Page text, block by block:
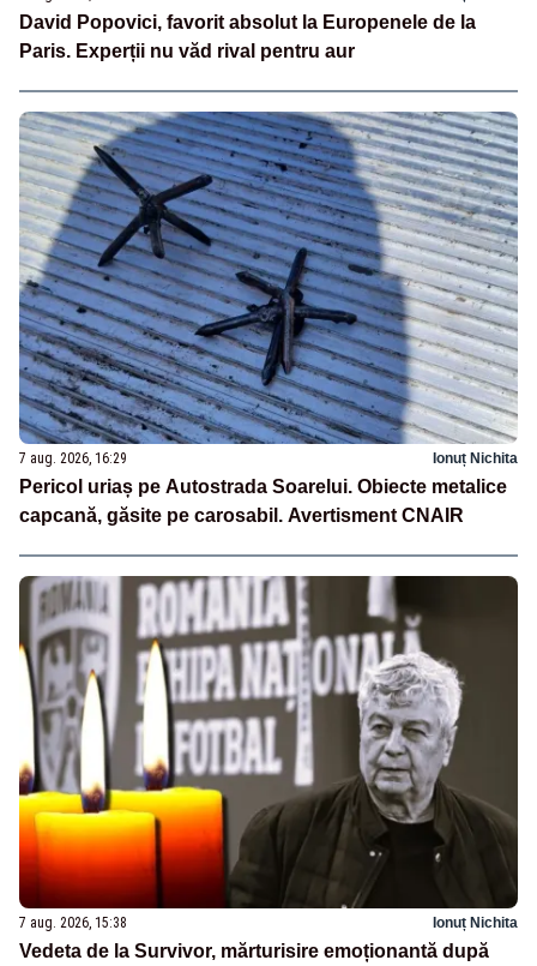
David Popovici, favorit absolut la Europenele de la
Paris. Experții nu văd rival pentru aur
7 aug. 2026, 16:29 Ionuț Nichita
Pericol uriaș pe Autostrada Soarelui. Obiecte metalice
capcană, găsite pe carosabil. Avertisment CNAIR
7 aug. 2026, 15:38 Ionuț Nichita
Vedeta de la Survivor, mărturisire emoționantă după